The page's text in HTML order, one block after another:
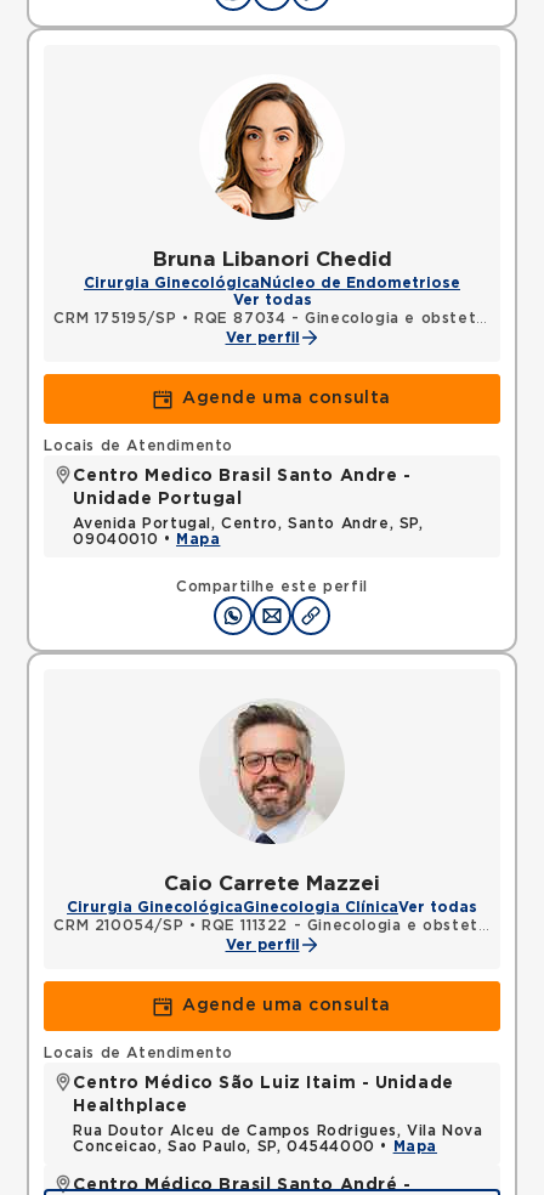
Bruna Libanori Chedid
Cirurgia Ginecológica Núcleo de Endometriose
Ver todas
CRM 175195/SP •
RQE 87034 - Ginecologia e obstetrícia
Ver perfil
Agende uma consulta
Compartilhe este perfil
Locais de Atendimento
Centro Medico Brasil Santo Andre -
Unidade Portugal
Avenida Portugal, Centro, Santo Andre, SP,
09040010 •
Mapa
Caio Carrete Mazzei
Cirurgia GinecológicaGinecologia ClínicaVer todas
CRM 210054/SP • RQE 111322 - Ginecologia e obstetrícia
Ver perfil
Agende uma consulta
Locais de Atendimento
Centro Médico São Luiz Itaim - Unidade
Healthplace
Rua Doutor Alceu de Campos Rodrigues, Vila Nova
Conceicao, Sao Paulo, SP, 04544000 •
Mapa
Centro Médico Brasil Santo André -